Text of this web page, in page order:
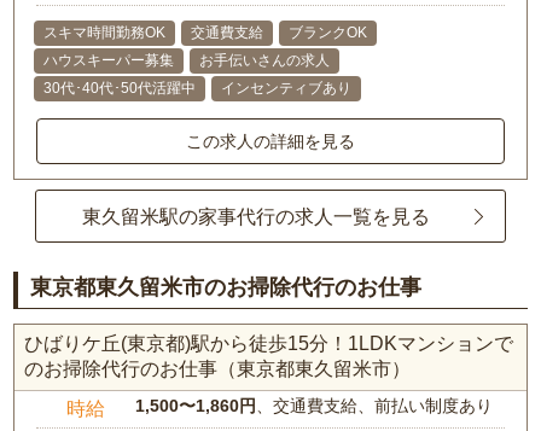
スキマ時間勤務OK 交通費支給
ブランクOK
ハウスキーパー募集
お手伝いさんの求人
30代･40代･50代活躍中
インセンティブあり
この求人の詳細を見る
東久留米駅の家事代行の求人一覧を見る
東京都東久留米市のお掃除代行のお仕事
ひばりケ丘(東京都)駅から徒歩15分！1LDKマンションで
のお掃除代行のお仕事（東京都東久留米市）
時給 1,500〜1,860円 、交通費支給、前払い制度あり